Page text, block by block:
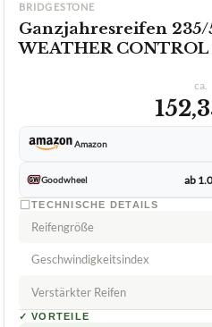
BRIDGESTONE
Ganzjahresreifen 235/
WEATHER CONTROL
ca.
Amazon
Goodwheel ab
TECHNISCHE DETAILS
Reifengröße
Geschwindigkeitsindex
Verstärkter Reifen
✓ VORTEILE